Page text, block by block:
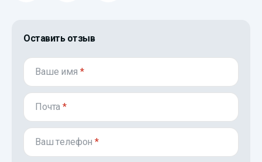
Оставить отзыв
Ваше имя *
Почта*
Ваш телефон*